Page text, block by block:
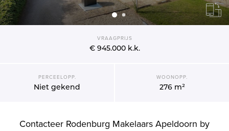
VRAAGPRIJS
€ 945.000k.k.
PERCEELOPP.
Niet gekend
WOONOPP.
276 m²
Contacteer Rodenburg Makelaars Apeldoorn by